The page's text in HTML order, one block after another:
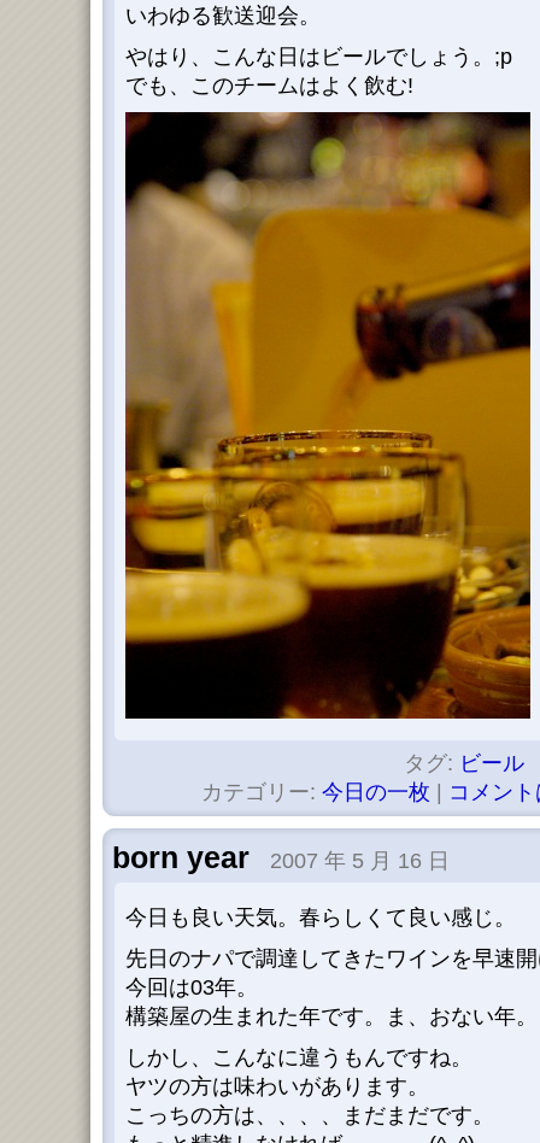
いわゆる歓送迎会。
やはり、こんな日はビールでしょう。;p
でも、このチームはよく飲む!
タグ: ビール
カテゴリー: 今日の一枚 コメン
born year 2007 年 5 月 16 日
今日も良い天気。春らしくて良い感じ。
先日のナパで調達してきたワインを早速
今回は03年。
構築屋の生まれた年です。ま、おない年。
しかし、こんなに違うもんですね。
ヤツの方は味わいがあります。
こっちの方は、、、、まだまだです。